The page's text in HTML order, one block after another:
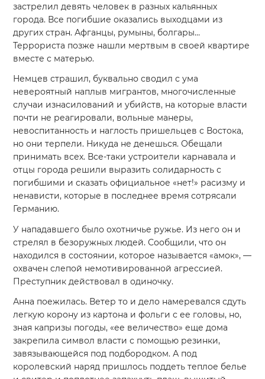
застрелил девять человек в разных кальянных
города. Все погибшие оказались выходцами из
других стран. Афганцы, румыны, болгары…
Террориста позже нашли мертвым в своей квартире
вместе с матерью.
Немцев страшил, буквально сводил с ума
невероятный наплыв мигрантов, многочисленные
случаи изнасилований и убийств, на которые власти
почти не реагировали, вольные манеры,
невоспитанность и наглость пришельцев с Востока,
но они терпели. Никуда не денешься. Обещали
принимать всех. Все-таки устроители карнавала и
отцы города решили выразить солидарность с
погибшими и сказать официальное «нет!» расизму и
ненависти, которые в последнее время сотрясали
Германию.
У нападавшего было охотничье ружье. Из него он и
стрелял в безоружных людей. Сообщили, что он
находился в состоянии, которое называется «амок», —
охвачен слепой немотивированной агрессией.
Преступник действовал в одиночку.
Анна поежилась. Ветер то и дело намеревался сдуть
легкую корону из картона и фольги с ее головы, но,
зная капризы погоды, «ее величество» еще дома
закрепила символ власти с помощью резинки,
завязывающейся под подбородком. А под
королевский наряд пришлось поддеть теплое белье